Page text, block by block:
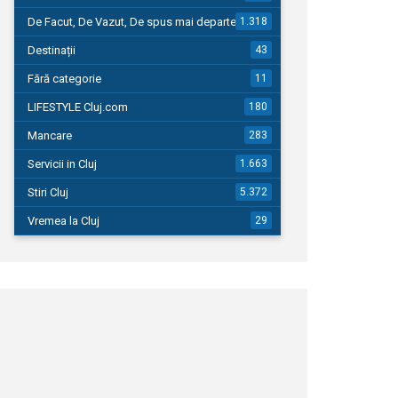
De Facut, De Vazut, De spus mai departe…1.318
Destinații 43
Fără categorie 11
LIFESTYLE Cluj.com 180
Mancare 283
Servicii in Cluj 1.663
Stiri Cluj 5.372
Vremea la Cluj 29